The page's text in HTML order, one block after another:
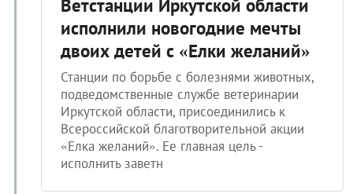
Ветстанции Иркутской области
исполнили новогодние мечты
двоих детей с «Елки желаний»
Станции по борьбе с болезнями животных,
подведомственные службе ветеринарии
Иркутской области, присоединились к
Всероссийской благотворительной акции
«Елка желаний». Ее главная цель -